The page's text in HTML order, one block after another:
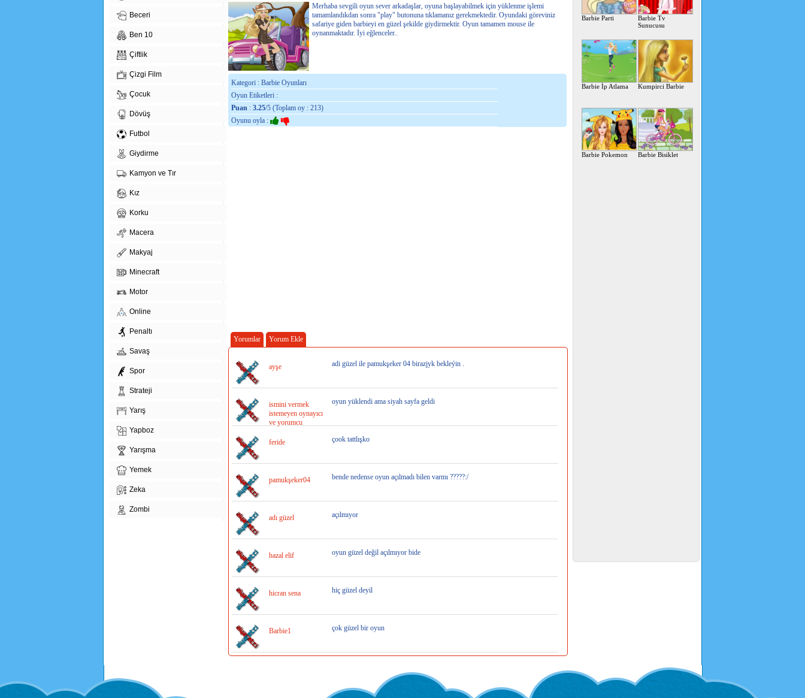
Beceri
Ben 10
Çiftlik
Çizgi Film
Çocuk
Dövüş
Futbol
Giydirme
Kamyon ve Tır
Kız
Korku
Macera
Makyaj
Minecraft
Motor
Online
Penaltı
Savaş
Spor
Strateji
Yarış
Yapboz
Yarışma
Yemek
Zeka
Zombi
Merhaba sevgili oyun sever arkadaşlar, oyuna başlayabilmek için yüklenme işlemi
tamamlandıkdan sonra "play" butonuna tıklamanız gerekmektedir. Oyundaki göreviniz
safariye giden barbieyi en güzel şekilde giydirmektir. Oyun tamamen mouse ile
oynanmaktadır. İyi eğlenceler..
Kategori : Barbie Oyunları
Oyun Etiketleri :
Puan : 3.25/5 (Toplam oy : 213)
Oyunu oyla :
Yorumlar Yorum Ekle
ayşe adi güzel ile pamukşeker 04 birazjyk bekleýin .
ismini vermek
istemeyen oynayıcı
ve yorumcu
oyun yüklendi ama siyah sayfa geldi
feride çook tattlışko
pamukşeker04 bende nedense oyun açılmadı bilen varmı ?????:/
adı güzel açılmıyor
hazal elif oyun güzel değil açılmıyor bide
hicran sena hiç güzel deyil
Barbie1 çok güzel bir oyun
Barbie Parti
Barbie Tv
Sunucusu
Barbie İp Atlama Kumpirci Barbie
Barbie Pokemon Barbie Bisiklet